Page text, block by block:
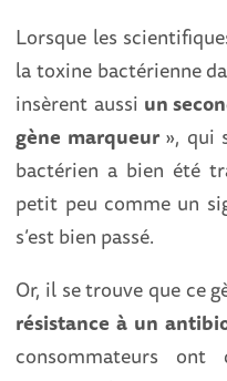
Lorsque les
la toxine bactérienne
insèrent aussi un
gène marqueur», qui
bactérien a bien été
petit peu comme un
s’est bien passé.
Or, il se trouve que ce
résistance à un
consommateurs